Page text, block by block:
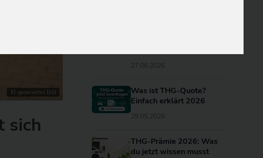
KI-generiertes Bild
sich
27.06.2026
Was ist THG-Quote?
Einfach erklärt 2026
29.05.2026
THG-Prämie 2026: Was
du jetzt wissen musst